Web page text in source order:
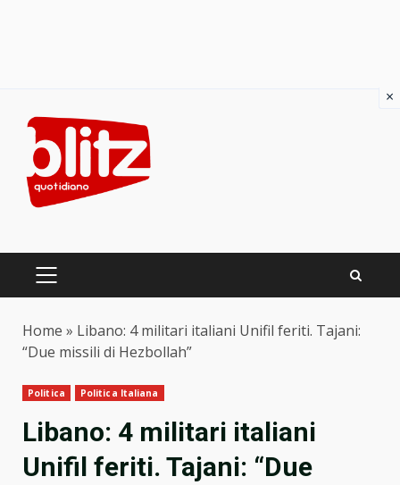
content
PRIMARY
Home » Libano: 4 militari italiani Unifil feriti. Tajani:
“Due missili di Hezbollah”
Politica Politica Italiana
Libano: 4 militari italiani
Unifil feriti. Tajani: “Due
×